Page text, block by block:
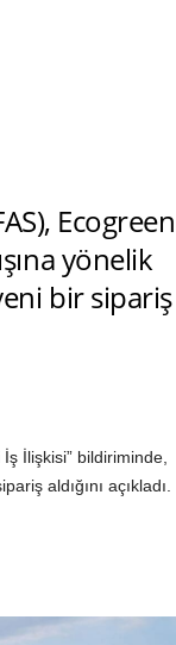
Ecogreen
yönelik
bir sipariş
İlişkisi” bildiriminde,
aldığını açıkladı.